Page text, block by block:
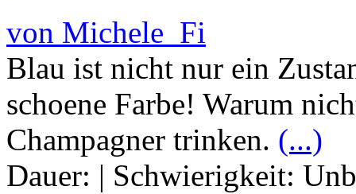
von Michele_Fi
Blau ist nicht nur ein
schoene Farbe! Warum
Champagner trinken. (...)
Dauer: | Schwierigkeit: